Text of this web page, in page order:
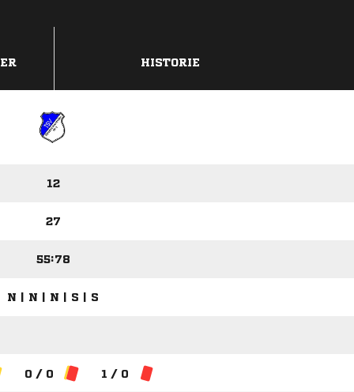
HISTORIE
12
27
55:78
N | N | N | S | S
0 / 0 1 / 0